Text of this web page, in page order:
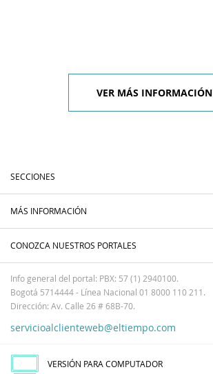
VER MÁS INFORMACIÓN
SECCIONES
MÁS INFORMACIÓN
CONOZCA NUESTROS PORTALES
Info general del portal: PBX: 57 (1) 2940100.
Bogotá 5714444 - Línea Nacional 01 8000 110 211.
Dirección: Av. Calle 26 # 68B-70.
servicioalclienteweb@eltiempo.com
VERSIÓN PARA COMPUTADOR